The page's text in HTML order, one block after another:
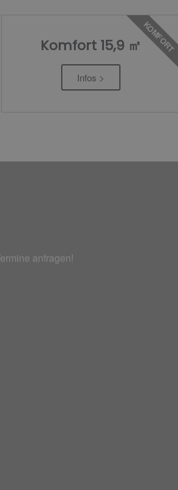
Komfort 15,9 ㎡
Infos >
KOMFORT
anfragen!